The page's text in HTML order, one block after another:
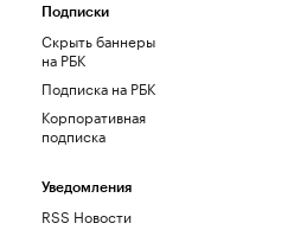
Подписки
Скрыть баннеры
на РБК
Подписка на РБК
Корпоративная
подписка
Уведомления
RSS Новости